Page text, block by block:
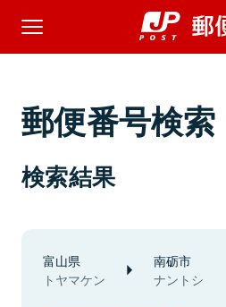
郵便番号検索
検索結果
富山県
トヤマケン
南砺市
ナントシ